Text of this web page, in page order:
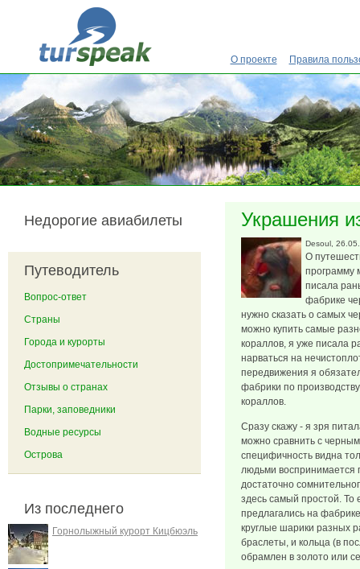
Перейти к основному содержанию
О проекте Правила
Украшения
Desoul ,
О
программу
писала
фабрике
нужно сказать о самых
можно купить самые
кораллов, я уже писала
нарваться на
передвижения я
фабрики по
кораллов.
Сразу скажу - я зря
можно сравнить с
специфичность видна
людьми воспринимается
достаточно
здесь самый простой. То
предлагались на
круглые шарики разных
браслеты, и кольца (в
обрамлен в золото или
Недорогие авиабилеты
Путеводитель
Вопрос-ответ
Страны
Города и курорты
Достопримечательности
Отзывы о странах
Парки, заповедники
Водные ресурсы
Острова
Из последнего
Горнолыжный курорт Кицбюэль